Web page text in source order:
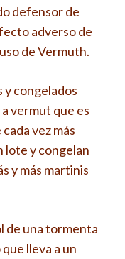
defensor de
adverso de
de Vermuth.
y congelados
vermut que es
vez más
lote y congelan
y más martinis
de una tormenta
lleva a un